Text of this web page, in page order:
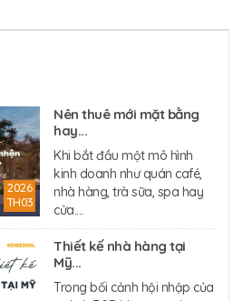
2026
TH03
Nên thuê mới mặt bằng
hay...
Khi bắt đầu một mô hình
kinh doanh như quán café,
nhà hàng, trà sữa, spa hay
cửa....
Thiết kế nhà hàng tại
Mỹ...
Trong bối cảnh hội nhập của